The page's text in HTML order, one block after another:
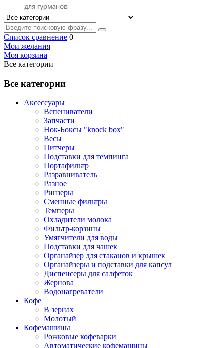
Список сравнение 0
Мои желания
Моя корзина
Все категории
Все категории
Аксессуары
Вспениватели
Запчасти
Нок-Боксы "knock box"
Весы
Питчеры
Подставки для темпинга
Портафильтр
Разравниватель
Разное
Ринзеры
Сменные фильтры
Темперы
Охладители молока
Фильтр-корзины
Умягчители для воды
Подставки для чашек
Органайзер для стаканов и крышек
Органайзеры и подставки для капсул
Диспенсеры для салфеток
Жернова
Водонагреватели
Кофе
В зернах
Молотый
Кофемашины
Рожковые кофеварки
Автоматические кофемашины